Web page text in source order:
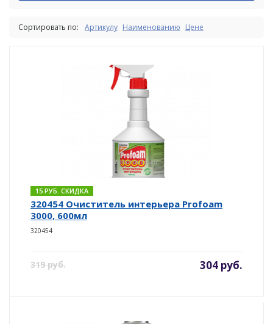
Сортировать по: Артикулу Наименованию Цене
15 РУБ. СКИДКА
320454 Очиститель интерьера Profoam
3000, 600мл
320454
319 руб. 304 руб.